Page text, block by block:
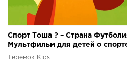
Спорт Тоша ? – Страна
Мультфильм для детей о
Теремок Kids